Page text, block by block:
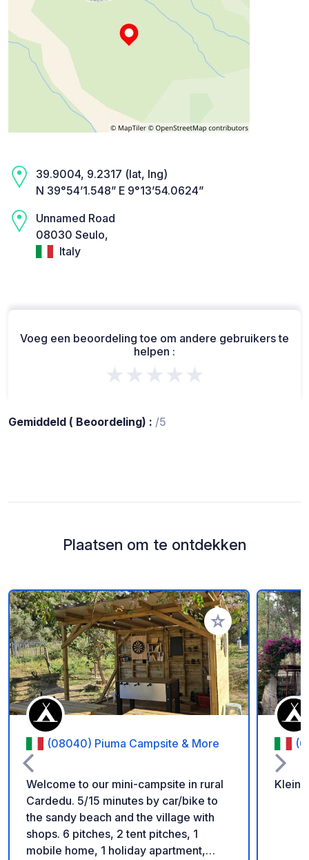
39.9004, 9.2317 (lat, lng)
N 39°54’1.548” E 9°13’54.0624”
Unnamed Road
08030 Seulo,
Italy
Voeg een beoordeling toe om andere gebruikers te
helpen :
★★★★★
Gemiddeld ( Beoordeling) : /5
Plaatsen om te ontdekken
Voeg toe aan je
(08040) Piuma Campsite & More
Welcome to our mini-campsite in rural
Cardedu. 5/15 minutes by car/bike to
the sandy beach and the village with
shops. 6 pitches, 2 tent pitches, 1
mobile home, 1 holiday apartment,